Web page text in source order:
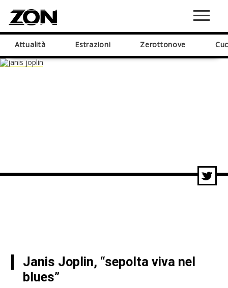
Attualità Estrazioni Zerottonove
Janis Joplin, “sepolta viva nel
blues”